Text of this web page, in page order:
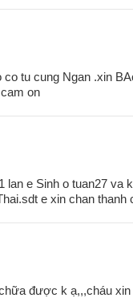
tu cung Ngan .xin
on
lan e Sinh o tuan27 va
e xin chan thanh
được k ạ,,,cháu